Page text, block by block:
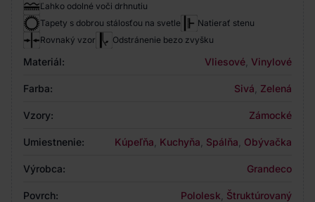
Ľahko odolné voči drhnutiu
Tapety s dobrou stálosťou na svetle
Natierať stenu
Rovnaký vzor
Odstránenie bezo zvyšku
Materiál: Vliesové Vinylové
Farba: Sivá Zelená
Vzory: Zámocké
Umiestnenie: Kúpeľňa Kuchyňa Spálňa Obývačka
Výrobca: Grandeco
Povrch: Pololesk Štruktúrovaný